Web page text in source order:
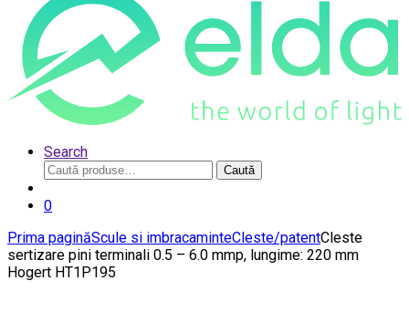
Search
Caută
după:
Caută
0
Prima paginăScule si imbracaminteCleste/patentCleste
sertizare pini terminali 0.5 – 6.0 mmp, lungime: 220 mm
Hogert HT1P195